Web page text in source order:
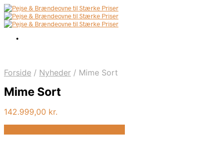
Forside / Nyheder / Mime Sort
Mime Sort
142.999,00 kr.